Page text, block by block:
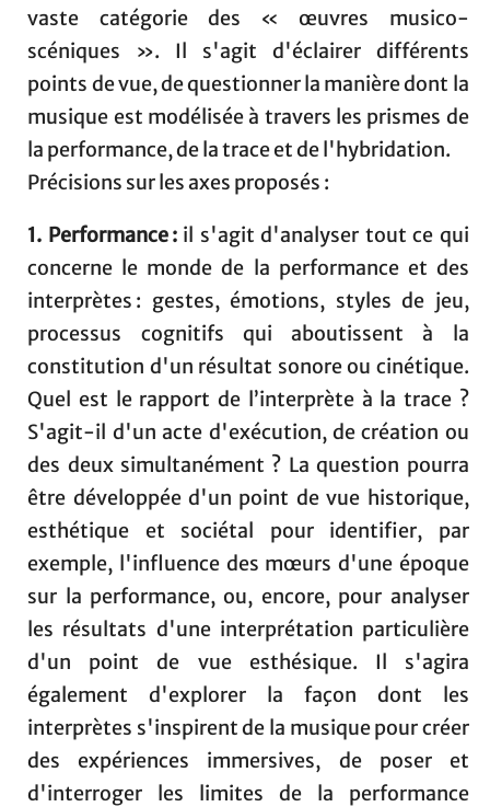
vaste catégorie des « œuvres musico-
scéniques ». Il s'agit d'éclairer différents
points de vue, de questionner la manière dont la
musique est modélisée à travers les prismes de
la performance, de la trace et de l'hybridation.
Précisions sur les axes proposés :
1. Performance : il s'agit d'analyser tout ce qui
concerne le monde de la performance et des
interprètes : gestes, émotions, styles de jeu,
processus cognitifs qui aboutissent à la
constitution d'un résultat sonore ou cinétique.
Quel est le rapport de l’interprète à la trace ?
S'agit-il d'un acte d'exécution, de création ou
des deux simultanément ? La question pourra
être développée d'un point de vue historique,
esthétique et sociétal pour identifier, par
exemple, l'influence des mœurs d'une époque
sur la performance, ou, encore, pour analyser
les résultats d'une interprétation particulière
d'un point de vue esthésique. Il s'agira
également d'explorer la façon dont les
interprètes s'inspirent de la musique pour créer
des expériences immersives, de poser et
d'interroger les limites de la performance